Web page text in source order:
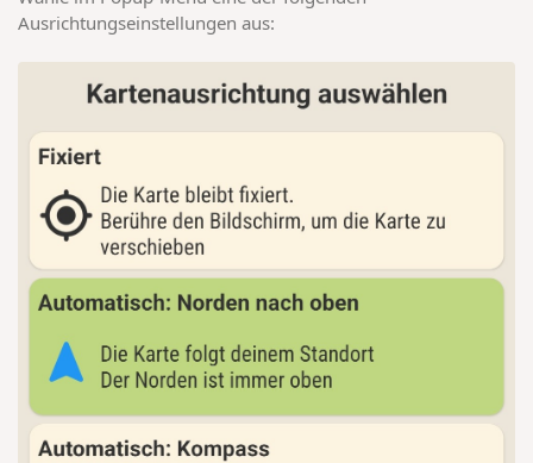
Ausrichtungseinstellungen aus: